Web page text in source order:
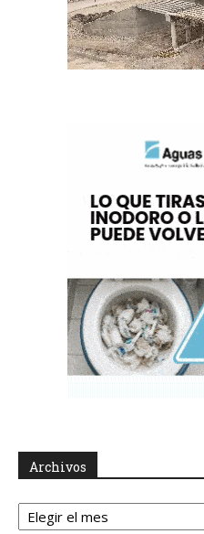
Archivos
Archivos